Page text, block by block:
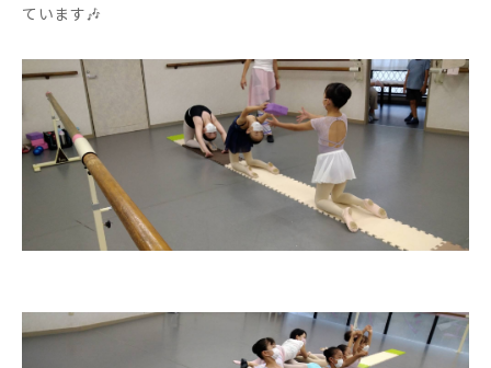
ています🎶